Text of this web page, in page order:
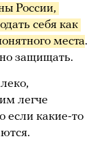
России,
себя как
места.
защищать.
легче
если какие-то